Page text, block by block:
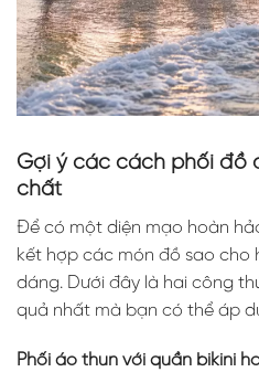
Gợi ý các cách phối đồ
chất
Để có một diện mạo hoàn
kết hợp các món đồ sao cho
dáng. Dưới đây là hai công
quả nhất mà bạn có thể áp
Phối áo thun với quần bikini